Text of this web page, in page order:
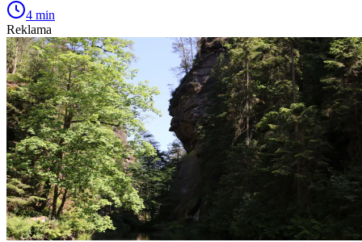
4 min
Reklama